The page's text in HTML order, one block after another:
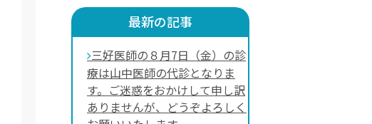
最新の記事
三好医師の８月7日（金）の診
療は山中医師の代診となりま
す。ご迷惑をおかけして申し訳
ありませんが、どうぞよろしく